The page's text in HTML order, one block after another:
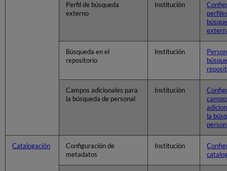
Perfil de búsqueda
externo
Institución
Búsqueda en el
repositorio
Institución
Campos adicionales para
la búsqueda de personal
Institución
la
Catalogación
Configuración de
metadatos
Institución